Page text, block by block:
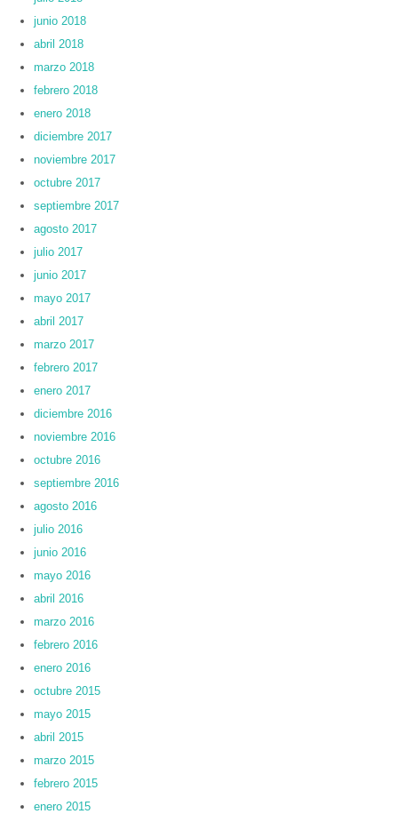
junio 2018
abril 2018
marzo 2018
febrero 2018
enero 2018
diciembre 2017
noviembre 2017
octubre 2017
septiembre 2017
agosto 2017
julio 2017
junio 2017
mayo 2017
abril 2017
marzo 2017
febrero 2017
enero 2017
diciembre 2016
noviembre 2016
octubre 2016
septiembre 2016
agosto 2016
julio 2016
junio 2016
mayo 2016
abril 2016
marzo 2016
febrero 2016
enero 2016
octubre 2015
mayo 2015
abril 2015
marzo 2015
febrero 2015
enero 2015